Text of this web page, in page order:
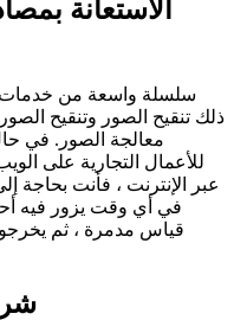
الاستعانة
ذلك تنقيح الصور وتنقيح
معالجة الصور. في
للأعمال التجارية على
عبر الإنترنت ، فأنت بحاجة
في أي وقت يزور فيه
قياس مدمرة ، ثم